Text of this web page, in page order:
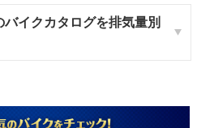
イクカタログを排気量別